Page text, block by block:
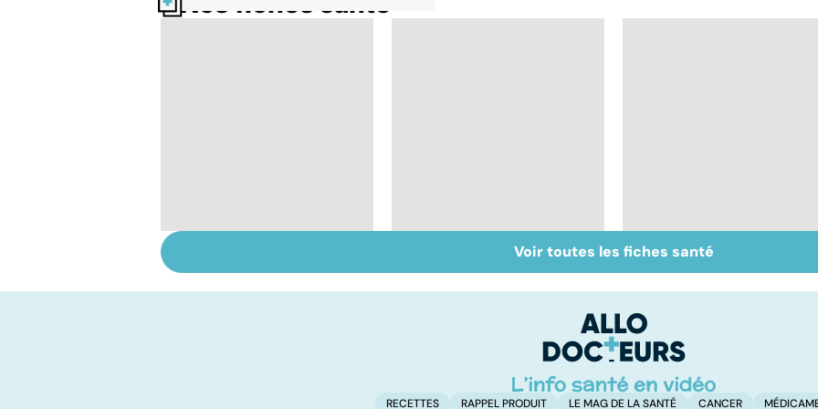
sans médicaments !
Fatigue chronique :
un syndrome mal
Quand la nuit tourne
aux cauchemars
Voir toutes les fiches santé
RECETTES RAPPEL PRODUIT LE MAG DE LA SANTÉ CANCER